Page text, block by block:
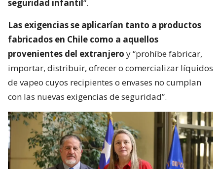
seguridad infantil“.
Las exigencias se aplicarían tanto a productos
fabricados en Chile como a aquellos
provenientes del extranjero y “prohíbe fabricar,
importar, distribuir, ofrecer o comercializar líquidos
de vapeo cuyos recipientes o envases no cumplan
con las nuevas exigencias de seguridad”.